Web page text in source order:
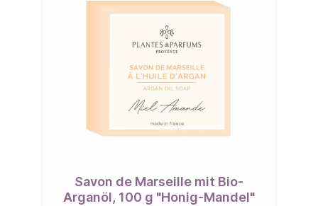
Savon de Marseille mit Bio-
Arganöl, 100 g "Honig-Mandel"